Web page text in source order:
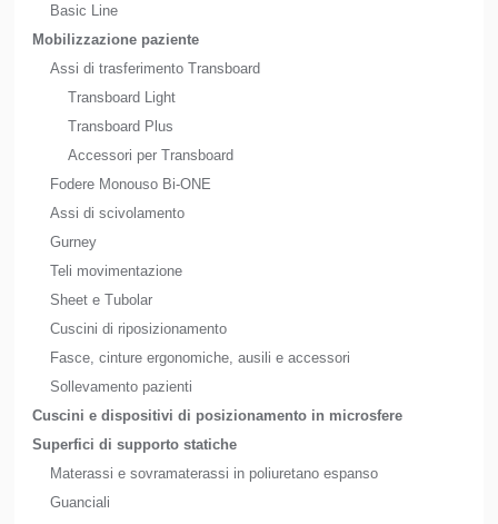
Basic Line
Mobilizzazione paziente
Assi di trasferimento Transboard
Transboard Light
Transboard Plus
Accessori per Transboard
Fodere Monouso Bi-ONE
Assi di scivolamento
Gurney
Teli movimentazione
Sheet e Tubolar
Cuscini di riposizionamento
Fasce, cinture ergonomiche, ausili e accessori
Sollevamento pazienti
Cuscini e dispositivi di posizionamento in microsfere
Superfici di supporto statiche
Materassi e sovramaterassi in poliuretano espanso
Guanciali